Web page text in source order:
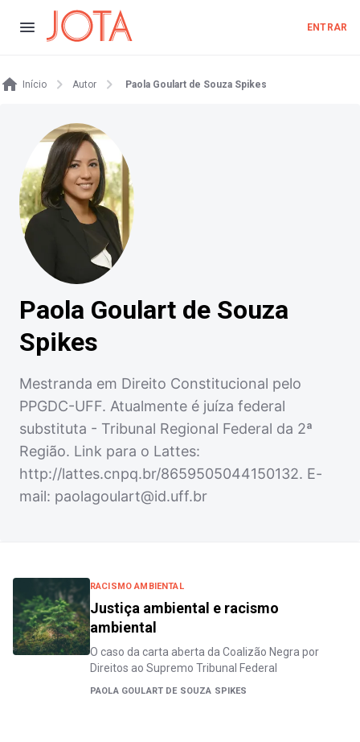
ENTRAR
Início Autor Paola Goulart de Souza Spikes
Paola Goulart de Souza
Spikes
Mestranda em Direito Constitucional pelo
PPGDC-UFF. Atualmente é juíza federal
substituta - Tribunal Regional Federal da 2ª
Região. Link para o Lattes:
http://lattes.cnpq.br/8659505044150132. E-
mail: paolagoulart@id.uff.br
RACISMO AMBIENTAL
Justiça ambiental e racismo
ambiental
O caso da carta aberta da Coalizão Negra por
Direitos ao Supremo Tribunal Federal
PAOLA GOULART DE SOUZA SPIKES